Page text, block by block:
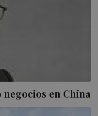
en China